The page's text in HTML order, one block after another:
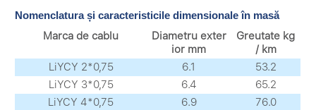
Nomenclatura și caracteristicile dimensionale în masă
Marca de cablu
Diametru exter
ior mm
Greutate kg
/ km
LiYCY 2*0,75
6.1
53.2
LiYCY 3*0,75
6.4
65.2
LiYCY 4*0,75
6.9 76.0